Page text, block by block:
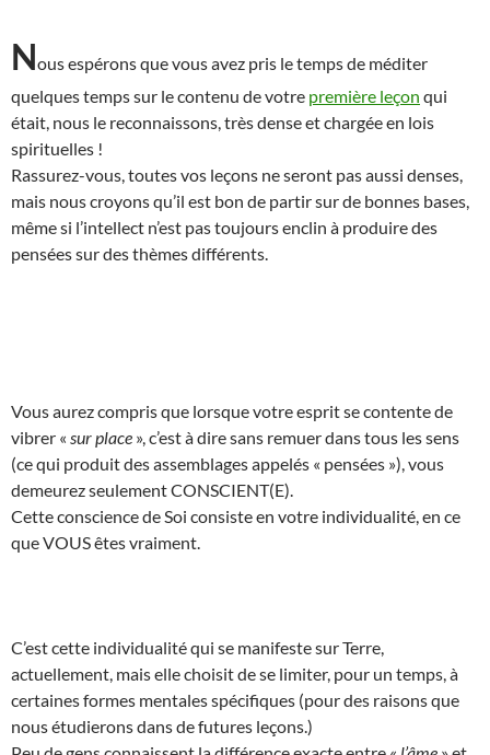
Nous espérons que vous avez pris le temps de méditer
quelques temps sur le contenu de votre première leçon qui
était, nous le reconnaissons, très dense et chargée en lois
spirituelles !
Rassurez-vous, toutes vos leçons ne seront pas aussi denses,
mais nous croyons qu’il est bon de partir sur de bonnes bases,
même si l’intellect n’est pas toujours enclin à produire des
pensées sur des thèmes différents.
Vous aurez compris que lorsque votre esprit se contente de
vibrer « sur place », c’est à dire sans remuer dans tous les sens
(ce qui produit des assemblages appelés « pensées »), vous
demeurez seulement CONSCIENT(E).
Cette conscience de Soi consiste en votre individualité, en ce
que VOUS êtes vraiment.
C’est cette individualité qui se manifeste sur Terre,
actuellement, mais elle choisit de se limiter, pour un temps, à
certaines formes mentales spécifiques (pour des raisons que
nous étudierons dans de futures leçons.)